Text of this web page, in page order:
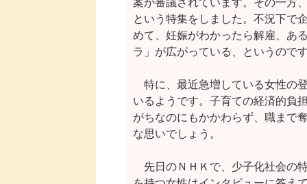
案が審議されています。その一方
という特集をしました。不況下で
めて、妊娠がわかったら解雇、あ
ラ」が広がっている、というので
特に、最近急増している女性の
いるようです。子育ての経済的負
がちなのにもかかわらず、職まで
な思いでしょう。
先日のＮＨＫで、少子化社会の